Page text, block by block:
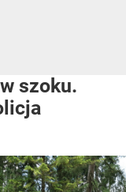
szoku.